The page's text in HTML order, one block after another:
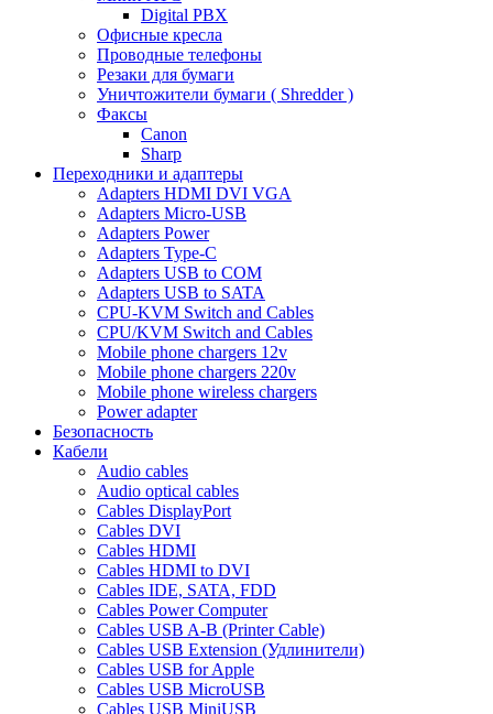
Digital PBX
Офисные кресла
Проводные телефоны
Резаки для бумаги
Уничтожители бумаги ( Shredder )
Факсы
Canon
Sharp
Переходники и адаптеры
Adapters HDMI DVI VGA
Adapters Micro-USB
Adapters Power
Adapters Type-C
Adapters USB to COM
Adapters USB to SATA
CPU-KVM Switch and Cables
CPU/KVM Switch and Cables
Mobile phone chargers 12v
Mobile phone chargers 220v
Mobile phone wireless chargers
Power adapter
Безопасность
Кабели
Audio cables
Audio optical cables
Cables DisplayPort
Cables DVI
Cables HDMI
Cables HDMI to DVI
Cables IDE, SATA, FDD
Cables Power Computer
Cables USB A-B (Printer Cable)
Cables USB Extension (Удлинители)
Cables USB for Apple
Cables USB MicroUSB
Cables USB MiniUSB